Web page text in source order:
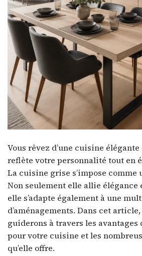
Vous rêvez d’une cuisine
reflète votre personnalité tout en
La cuisine grise s’impose comme
Non seulement elle allie
elle s’adapte également à une
d’aménagements. Dans cet
guiderons à travers les avantages
pour votre cuisine et les
qu’elle offre.